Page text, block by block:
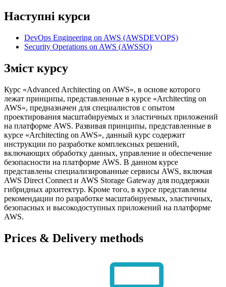
Наступні курси
DevOps Engineering on AWS (AWSDEVOPS)
Security Operations on AWS (AWSSO)
Зміст курсу
Курс «Advanced Architecting on AWS», в основе которого
лежат принципы, представленные в курсе «Architecting on
AWS», предназначен для специалистов с опытом
проектирования масштабируемых и эластичных приложений
на платформе AWS. Развивая принципы, представленные в
курсе «Architecting on AWS», данный курс содержит
инструкции по разработке комплексных решений,
включающих обработку данных, управление и обеспечение
безопасности на платформе AWS. В данном курсе
представлены специализированные сервисы AWS, включая
AWS Direct Connect и AWS Storage Gateway для поддержки
гибридных архитектур. Кроме того, в курсе представлены
рекомендации по разработке масштабируемых, эластичных,
безопасных и высокодоступных приложений на платформе
AWS.
Prices & Delivery methods